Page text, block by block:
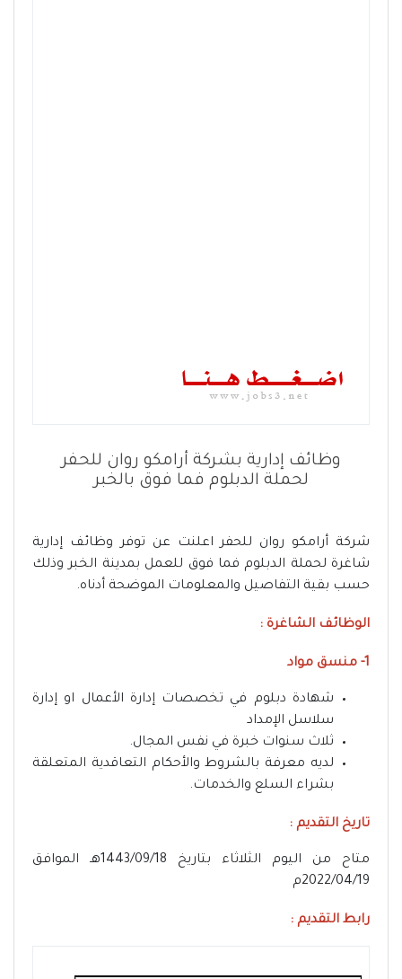
وظائف إدارية بشركة أرامكو روان للحفر
لحملة الدبلوم فما فوق بالخبر
شركة أرامكو روان للحفر اعلنت عن توفر وظائف إدارية
شاغرة لحملة الدبلوم فما فوق للعمل بمدينة الخبر وذلك
حسب بقية التفاصيل والمعلومات الموضحة أدناه.
الوظائف الشاغرة :
1- منسق مواد
شهادة دبلوم في تخصصات إدارة الأعمال او إدارة
سلاسل الإمداد
ثلاث سنوات خبرة في نفس المجال.
لديه معرفة بالشروط والأحكام التعاقدية المتعلقة
بشراء السلع والخدمات.
تاريخ التقديم :
متاح من اليوم الثلاثاء بتاريخ 1443/09/18هـ الموافق
2022/04/19م
رابط التقديم :